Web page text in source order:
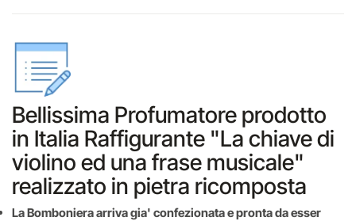
Bellissima Profumatore prodotto
in Italia Raffigurante "La chiave di
violino ed una frase musicale"
realizzato in pietra ricomposta
La Bomboniera arriva gia' confezionata e pronta da esser